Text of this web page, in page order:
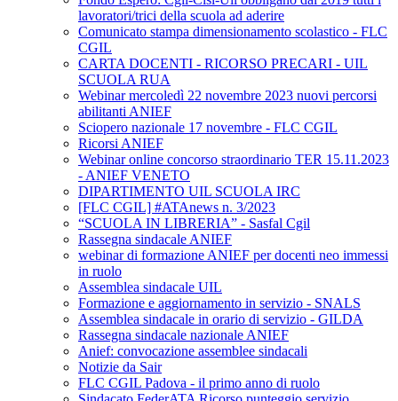
lavoratori/trici della scuola ad aderire
Comunicato stampa dimensionamento scolastico - FLC
CGIL
CARTA DOCENTI - RICORSO PRECARI - UIL
SCUOLA RUA
Webinar mercoledì 22 novembre 2023 nuovi percorsi
abilitanti ANIEF
Sciopero nazionale 17 novembre - FLC CGIL
Ricorsi ANIEF
Webinar online concorso straordinario TER 15.11.2023
- ANIEF VENETO
DIPARTIMENTO UIL SCUOLA IRC
[FLC CGIL] #ATAnews n. 3/2023
“SCUOLA IN LIBRERIA” - Sasfal Cgil
Rassegna sindacale ANIEF
webinar di formazione ANIEF per docenti neo immessi
in ruolo
Assemblea sindacale UIL
Formazione e aggiornamento in servizio - SNALS
Assemblea sindacale in orario di servizio - GILDA
Rassegna sindacale nazionale ANIEF
Anief: convocazione assemblee sindacali
Notizie da Sair
FLC CGIL Padova - il primo anno di ruolo